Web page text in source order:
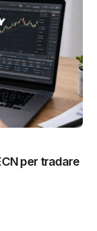
per tradare